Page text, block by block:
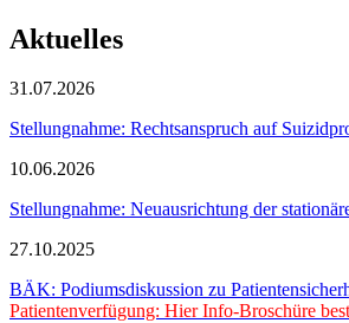
Aktuelles
31.07.2026
Stellungnahme: Rechtsanspruch auf
10.06.2026
Stellungnahme: Neuausrichtung der
27.10.2025
BÄK: Podiumsdiskussion zu
Patientenverfügung: Hier Info-Broschüre